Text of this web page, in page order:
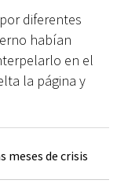
diferentes
habían
en el
la página y